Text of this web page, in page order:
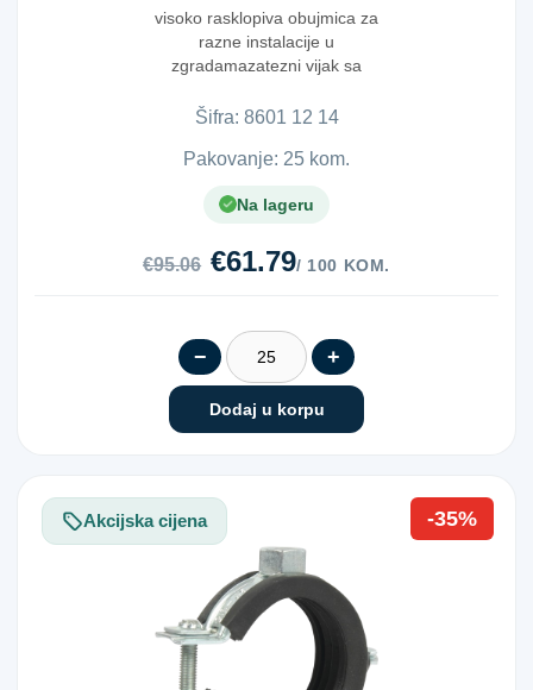
visoko rasklopiva obujmica za
razne instalacije u
zgradamazatezni vijak sa
Šifra: 8​6​0​1​ ​1​2​ ​1​4​
Pakovanje: 25 kom.
Na lageru
€95.06 €61.79/ 100 KOM.
− +
Dodaj u korpu
Akcijska cijena -35%